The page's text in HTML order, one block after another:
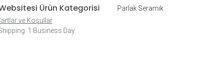
Ürün Kategorisi
Parlak Seramik
ve Koşullar
1 Business Day